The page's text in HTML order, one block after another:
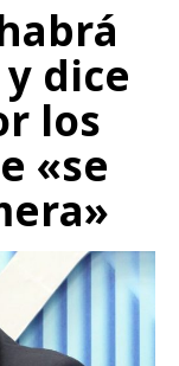
dice
los
«se